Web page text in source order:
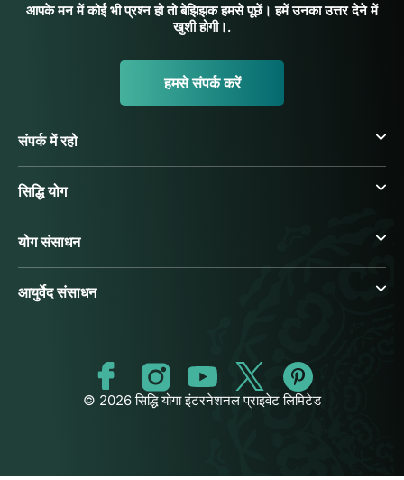
आपके मन में कोई भी प्रश्न हो तो बेझिझक हमसे पूछें। हमें उनका उत्तर देने में
खुशी होगी।.
हमसे संपर्क करें
संपर्क में रहो
सिद्धि योग
योग संसाधन
आयुर्वेद संसाधन
© 2026 सिद्धि योगा इंटरनेशनल प्राइवेट लिमिटेड